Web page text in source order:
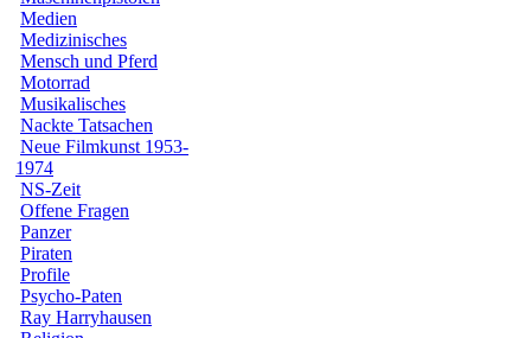
Medien
Medizinisches
Mensch und Pferd
Motorrad
Musikalisches
Nackte Tatsachen
Neue Filmkunst 1953-
1974
NS-Zeit
Offene Fragen
Panzer
Piraten
Profile
Psycho-Paten
Ray Harryhausen